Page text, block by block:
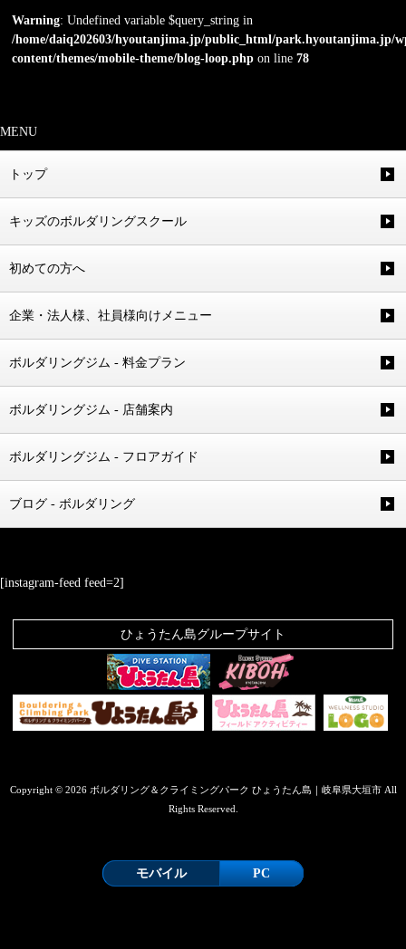
Warning: Undefined variable $query_string in
/home/daiq202603/hyoutanjima.jp/public_html/park.hyoutanjima.jp/
content/themes/mobile-theme/blog-loop.php on line78
MENU
トップ
キッズのボルダリングスクール
初めての方へ
企業・法人様、社員様向けメニュー
ボルダリングジム - 料金プラン
ボルダリングジム - 店舗案内
ボルダリングジム - フロアガイド
ブログ - ボルダリング
[instagram-feed feed=2]
ひょうたん島グループサイト
Copyright © 2026 ボルダリング＆クライミングパーク ひょうたん島｜岐阜県大垣市 All
Rights Reserved.
モバイル PC